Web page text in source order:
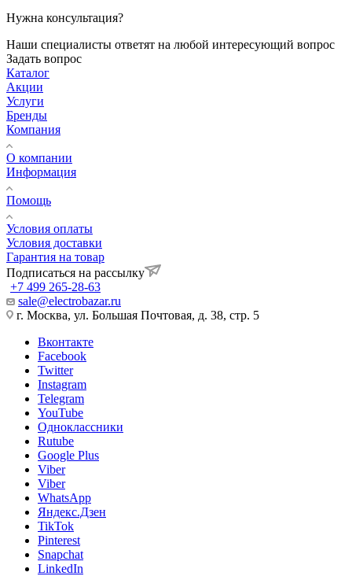
Нужна консультация?
Наши специалисты ответят на любой интересующий вопрос
Задать вопрос
Каталог
Акции
Услуги
Бренды
Компания
О компании
Информация
Помощь
Условия оплаты
Условия доставки
Гарантия на товар
Подписаться на рассылку
+7 499 265-28-63
sale@electrobazar.ru
г. Москва, ул. Большая Почтовая, д. 38, стр. 5
Вконтакте
Facebook
Twitter
Instagram
Telegram
YouTube
Одноклассники
Rutube
Google Plus
Viber
Viber
WhatsApp
Яндекс.Дзен
TikTok
Pinterest
Snapchat
LinkedIn